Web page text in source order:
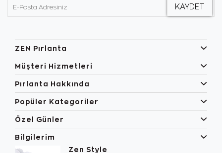
ZEN Pırlanta
Müşteri Hizmetleri
Pırlanta Hakkında
Popüler Kategoriler
Özel Günler
Bilgilerim
Zen Style